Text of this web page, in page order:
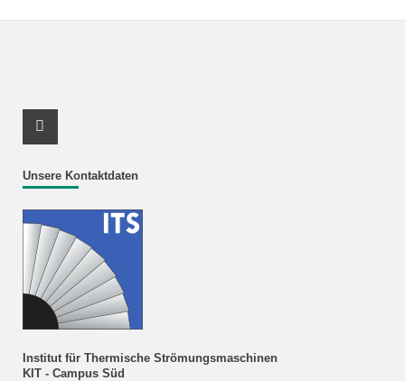
Unsere Kontaktdaten
Institut für Thermische Strömungsmaschinen
KIT - Campus Süd
Youtube Profil